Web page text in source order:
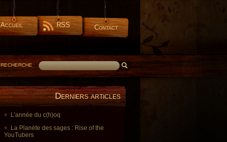
Accueil RSS Contact
RECHERCHE
Derniers articles
L’année du c(h)oq
La Planète des sages : Rise of the
YouTubers